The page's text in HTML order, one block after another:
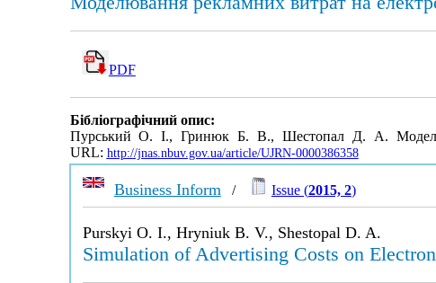
PDF
Бібліографічний опис:
Пурський О. І., Гринюк Б. В., Шестопал Д. А.
URL: http://jnas.nbuv.gov.ua/article/UJRN-0000386358
Business Inform / Issue (2015, 2)
Purskyi O. I., Hryniuk B. V., Shestopal D. A.
Simulation of Advertising Costs on